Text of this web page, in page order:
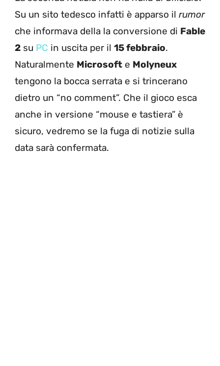
Su un sito tedesco infatti è apparso il rumor
che informava della la conversione di Fable
2 su PC in uscita per il 15 febbraio.
Naturalmente Microsoft e Molyneux
tengono la bocca serrata e si trincerano
dietro un “no comment”. Che il gioco esca
anche in versione “mouse e tastiera” è
sicuro, vedremo se la fuga di notizie sulla
data sarà confermata.